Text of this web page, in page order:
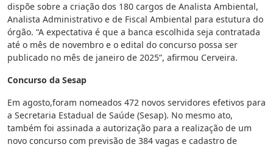
dispõe sobre a criação dos 180 cargos de Analista Ambiental,
Analista Administrativo e de Fiscal Ambiental para estutura do
órgão. “A expectativa é que a banca escolhida seja contratada
até o mês de novembro e o edital do concurso possa ser
publicado no mês de janeiro de 2025”, afirmou Cerveira.
Concurso da Sesap
Em agosto,foram nomeados 472 novos servidores efetivos para
a Secretaria Estadual de Saúde (Sesap). No mesmo ato,
também foi assinada a autorização para a realização de um
novo concurso com previsão de 384 vagas e cadastro de